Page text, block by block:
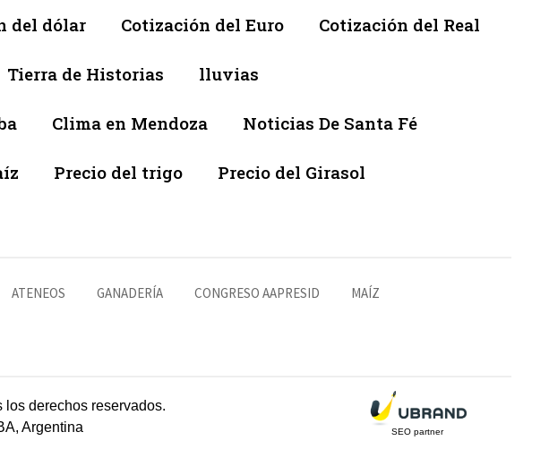
del dólar Cotización del Euro Cotización del Real
Tierra de Historias lluvias
Clima en Mendoza Noticias De Santa Fé
Precio del trigo Precio del Girasol
ATENEOS GANADERÍA CONGRESO AAPRESID MAÍZ
los derechos reservados.
Argentina
SEO partner